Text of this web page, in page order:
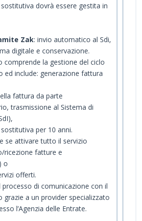
dovrà essere gestita in
Zak: invio automatico al Sdi,
digitale e conservazione.
comprende la gestione del ciclo
ed include: generazione fattura
fattura da parte
trasmissione al Sistema di
per 10 anni.
se attivare tutto il servizio
ricezione fatture e
o
offerti.
processo di comunicazione con il
grazie a un provider specializzato
l’Agenzia delle Entrate.